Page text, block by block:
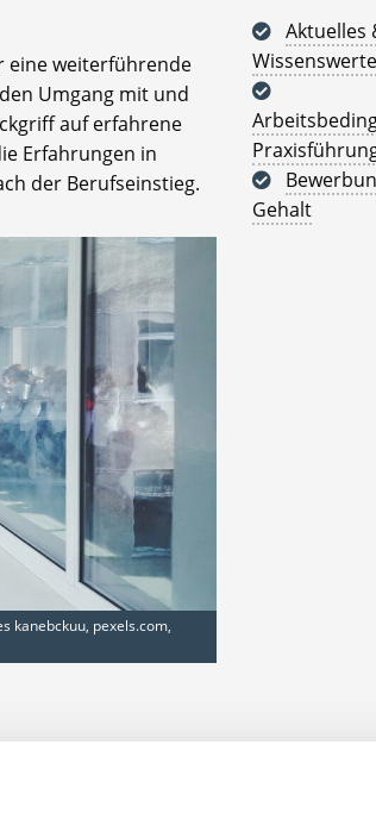
eine weiterführende
Umgang mit und
auf erfahrene
Erfahrungen in
der Berufseinstieg.
kanebckuu, pexels.com,
Aktuelles
Gehalt